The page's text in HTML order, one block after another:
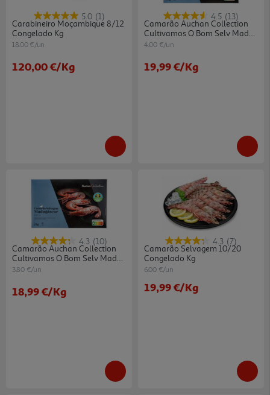
5.0 (1)
Carabineiro Moçambique 8/12
Congelado Kg
18.00 €/un
120,00 €/Kg
4.5 (13)
Camarão Auchan Collection
Cultivamos O Bom Selv Madag
40/60 Cong Kg
4.00 €/un
19,99 €/Kg
4.3 (10)
Camarão Auchan Collection
Cultivamos O Bom Selv Madag
60/80 Cong Kg
3.80 €/un
18,99 €/Kg
4.3 (7)
Camarão Selvagem 10/20
Congelado Kg
6.00 €/un
19,99 €/Kg